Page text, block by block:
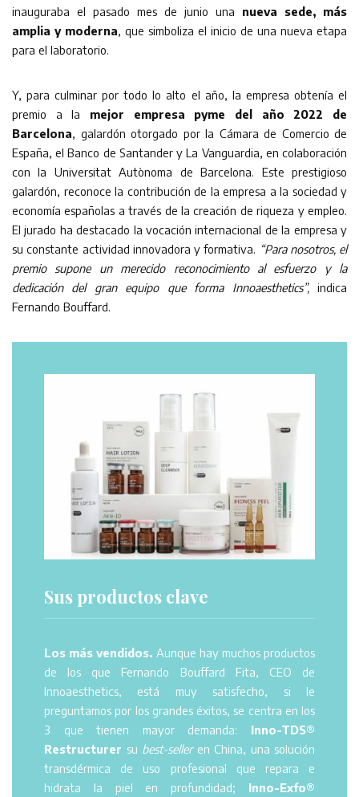
inauguraba el pasado mes de junio una nueva sede, más
amplia y moderna, que simboliza el inicio de una nueva etapa
para el laboratorio.
Y, para culminar por todo lo alto el año, la empresa obtenía el
premio a la mejor empresa pyme del año 2022 de
Barcelona, galardón otorgado por la Cámara de Comercio de
España, el Banco de Santander y La Vanguardia, en colaboración
con la Universitat Autònoma de Barcelona. Este prestigioso
galardón, reconoce la contribución de la empresa a la sociedad y
economía españolas a través de la creación de riqueza y empleo.
El jurado ha destacado la vocación internacional de la empresa y
su constante actividad innovadora y formativa. “Para nosotros, el
premio supone un merecido reconocimiento al esfuerzo y la
dedicación del gran equipo que forma Innoaesthetics”,indica
Fernando Bouffard.
Sus productos clave
Los más vendidos. Aunque hay muchos productos
de los que Fernando Bouffard Fita, CEO de
Innoaesthetics, está muy satisfecho, si le
preguntamos por los grandes éxitos, se centra en los
3 que tienen mayor demanda: Inno-TDS®
Restructurer su best-selleren China, una solución
transdérmica de uso profesional que repara e
hidrata la piel en profundidad; Inno-Exfo®